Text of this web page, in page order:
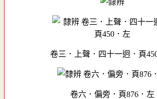
卷三．上聲．四十一迥．頁
卷六．偏旁．頁876．左